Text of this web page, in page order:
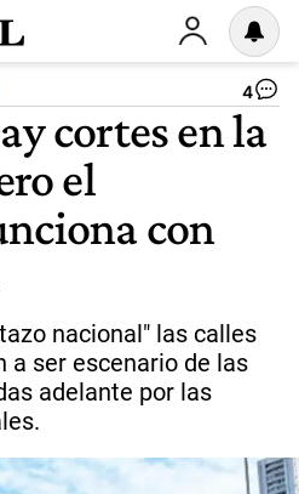
4
cortes en la
el
con
nacional" las calles
a ser escenario de las
adelante por las